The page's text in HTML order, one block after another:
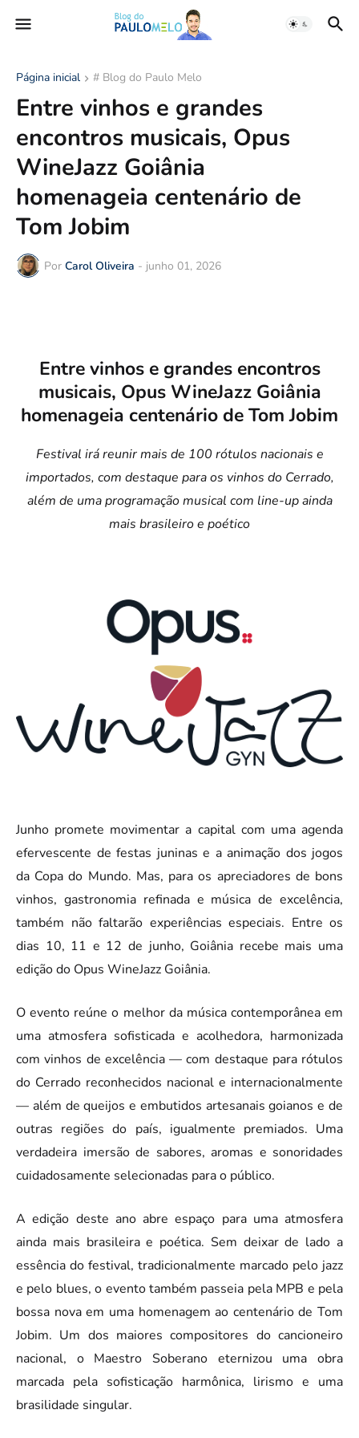
Página inicial # Blog do Paulo Melo
Entre vinhos e grandes
encontros musicais, Opus
WineJazz Goiânia
homenageia centenário de
Tom Jobim
Por Carol Oliveira - junho 01, 2026
Entre vinhos e grandes encontros
musicais, Opus WineJazz Goiânia
homenageia centenário de Tom Jobim
Festival irá reunir mais de 100 rótulos nacionais e
importados, com destaque para os vinhos do Cerrado,
além de uma programação musical com line-up ainda
mais brasileiro e poético
Junho promete movimentar a capital com uma agenda
efervescente de festas juninas e a animação dos jogos
da Copa do Mundo. Mas, para os apreciadores de bons
vinhos, gastronomia refinada e música de excelência,
também não faltarão experiências especiais. Entre os
dias 10, 11 e 12 de junho, Goiânia recebe mais uma
edição do Opus WineJazz Goiânia.
O evento reúne o melhor da música contemporânea em
uma atmosfera sofisticada e acolhedora, harmonizada
com vinhos de excelência — com destaque para rótulos
do Cerrado reconhecidos nacional e internacionalmente
— além de queijos e embutidos artesanais goianos e de
outras regiões do país, igualmente premiados. Uma
verdadeira imersão de sabores, aromas e sonoridades
cuidadosamente selecionadas para o público.
A edição deste ano abre espaço para uma atmosfera
ainda mais brasileira e poética. Sem deixar de lado a
essência do festival, tradicionalmente marcado pelo jazz
e pelo blues, o evento também passeia pela MPB e pela
bossa nova em uma homenagem ao centenário de Tom
Jobim. Um dos maiores compositores do cancioneiro
nacional, o Maestro Soberano eternizou uma obra
marcada pela sofisticação harmônica, lirismo e uma
brasilidade singular.